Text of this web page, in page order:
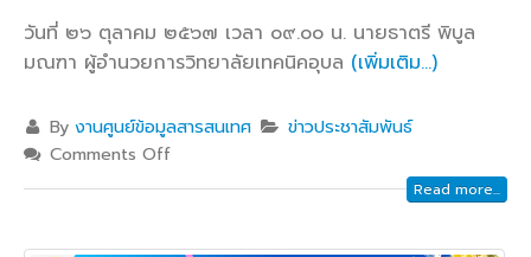
วันที่ ๒๖ ตุลาคม ๒๕๖๗ เวลา ๐๙.๐๐ น. นายธาตรี พิบูล
มณฑา ผู้อำนวยการวิทยาลัยเทคนิคอุบล (เพิ่มเติม…)
Byงานศูนย์ข้อมูลสารสนเทศ
ข่าวประชาสัมพันธ์
Comments Off
Read more...